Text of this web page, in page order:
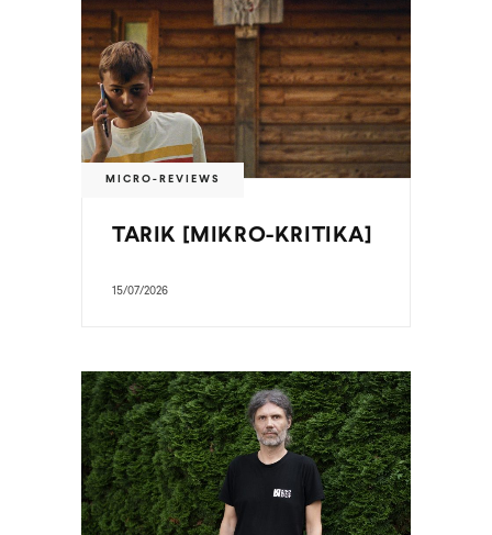
MICRO-REVIEWS
TARIK [MIKRO-KRITIKA]
15/07/2026